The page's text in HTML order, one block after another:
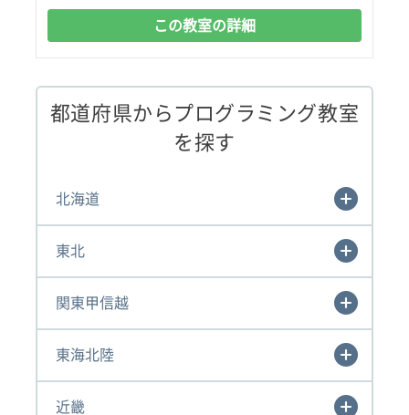
この教室の詳細
都道府県からプログラミング教室
を探す
北海道
東北
関東甲信越
東海北陸
近畿